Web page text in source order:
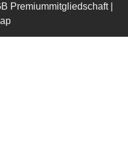
Premiummitgliedschaft|